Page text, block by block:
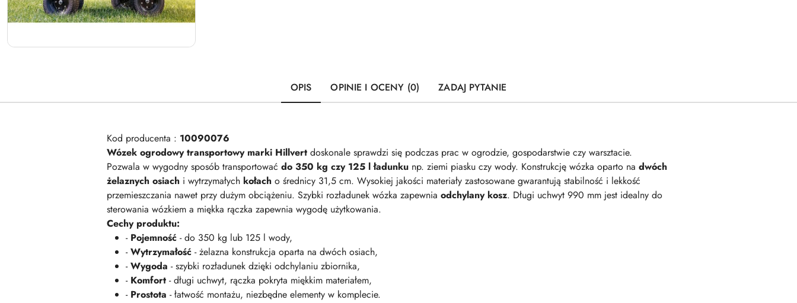
OPIS OPINIE I OCENY (0) ZADAJ PYTANIE
Kod producenta : 10090076
Wózek ogrodowy transportowy marki Hillvert doskonale sprawdzi się podczas prac w ogrodzie, gospodarstwie czy warsztacie.
Pozwala w wygodny sposób transportować do 350 kg czy 125 l ładunku np. ziemi piasku czy wody. Konstrukcję wózka oparto na dwóch
żelaznych osiach i wytrzymałych kołach o średnicy 31,5 cm. Wysokiej jakości materiały zastosowane gwarantują stabilność i lekkość
przemieszczania nawet przy dużym obciążeniu. Szybki rozładunek wózka zapewnia odchylany kosz. Długi uchwyt 990 mm jest idealny do
sterowania wózkiem a miękka rączka zapewnia wygodę użytkowania.
Cechy produktu:
- Pojemność - do 350 kg lub 125 l wody,
-Wytrzymałość - żelazna konstrukcja oparta na dwóch osiach,
-Wygoda - szybki rozładunek dzięki odchylaniu zbiornika,
- Komfort - długi uchwyt, rączka pokryta miękkim materiałem,
- Prostota - łatwość montażu, niezbędne elementy w komplecie.